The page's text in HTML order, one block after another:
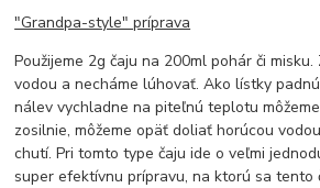
"Grandpa-style" príprava
Použijeme 2g čaju na 200ml pohár či
vodou a necháme lúhovať. Ako lístky
nálev vychladne na piteľnú teplotu
zosilnie, môžeme opäť doliať horúcou
chutí. Pri tomto type čaju ide o veľmi
super efektívnu prípravu, na ktorú sa tento